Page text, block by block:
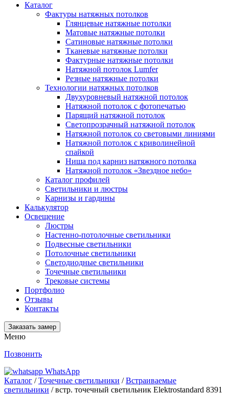
Каталог
Фактуры натяжных потолков
Глянцевые натяжные потолки
Матовые натяжные потолки
Сатиновые натяжные потолки
Тканевые натяжные потолки
Фактурные натяжные потолки
Натяжной потолок Lumfer
Резные натяжные потолки
Технологии натяжных потолков
Двухуровневый натяжной потолок
Натяжной потолок с фотопечатью
Парящий натяжной потолок
Светопрозрачный натяжной потолок
Натяжной потолок со световыми линиями
Натяжной потолок с криволинейной
спайкой
Ниша под карниз натяжного потолка
Натяжной потолок «Звездное небо»
Каталог профилей
Светильники и люстры
Карнизы и гардины
Калькулятор
Освещение
Люстры
Настенно-потолочные светильники
Подвесные светильники
Потолочные светильники
Светодиодные светильники
Точечные светильники
Трековые системы
Портфолио
Отзывы
Контакты
Заказать замер
Меню
Позвонить
WhatsApp
Каталог /Точечные светильники /Встраиваемые
светильники / встр. точечный светильник Elektrostandard 8391